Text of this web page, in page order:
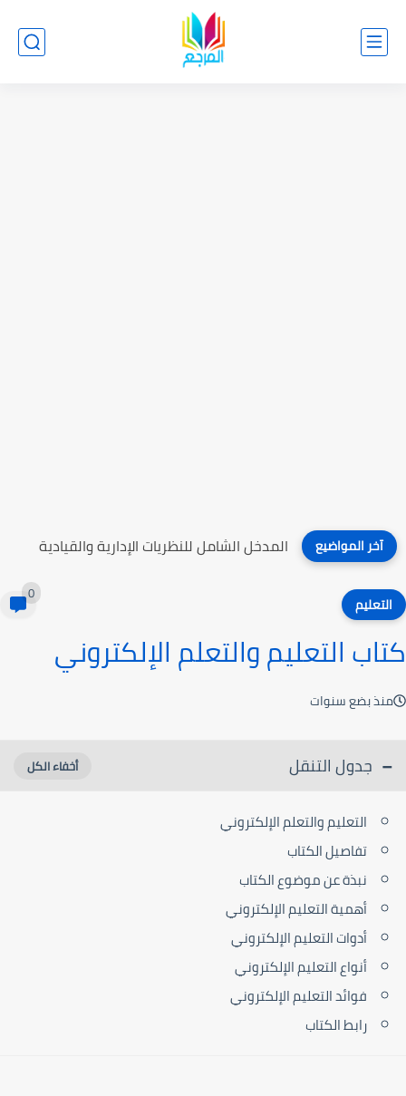
آخر المواضيع التعليم الصناعي
التعليم 0
كتاب التعليم والتعلم الإلكتروني
منذ بضع سنوات
جدول التنقل
التعليم والتعلم الإلكتروني
تفاصيل الكتاب
نبذة عن موضوع الكتاب
أهمية التعليم الإلكتروني
أدوات التعليم الإلكتروني
أنواع التعليم الإلكتروني
فوائد التعليم الإلكتروني
رابط الكتاب